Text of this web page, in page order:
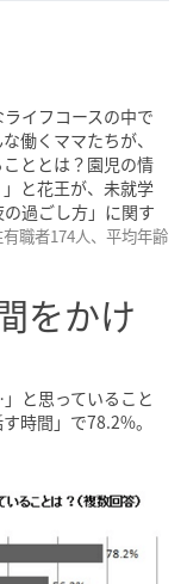
イフコースの中で
働くママたちが、
ととは？園児の情
と花王が、未就学
過ごし方」に関す
有職者174人、平均年齢
をかけ
と思っていること
時間」で78.2%。